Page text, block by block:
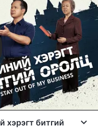
хэрэгт битгий